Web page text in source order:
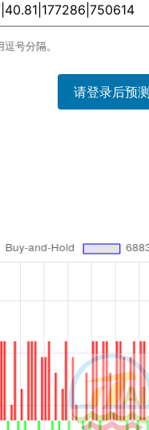
逗号分隔。
请登录后预测